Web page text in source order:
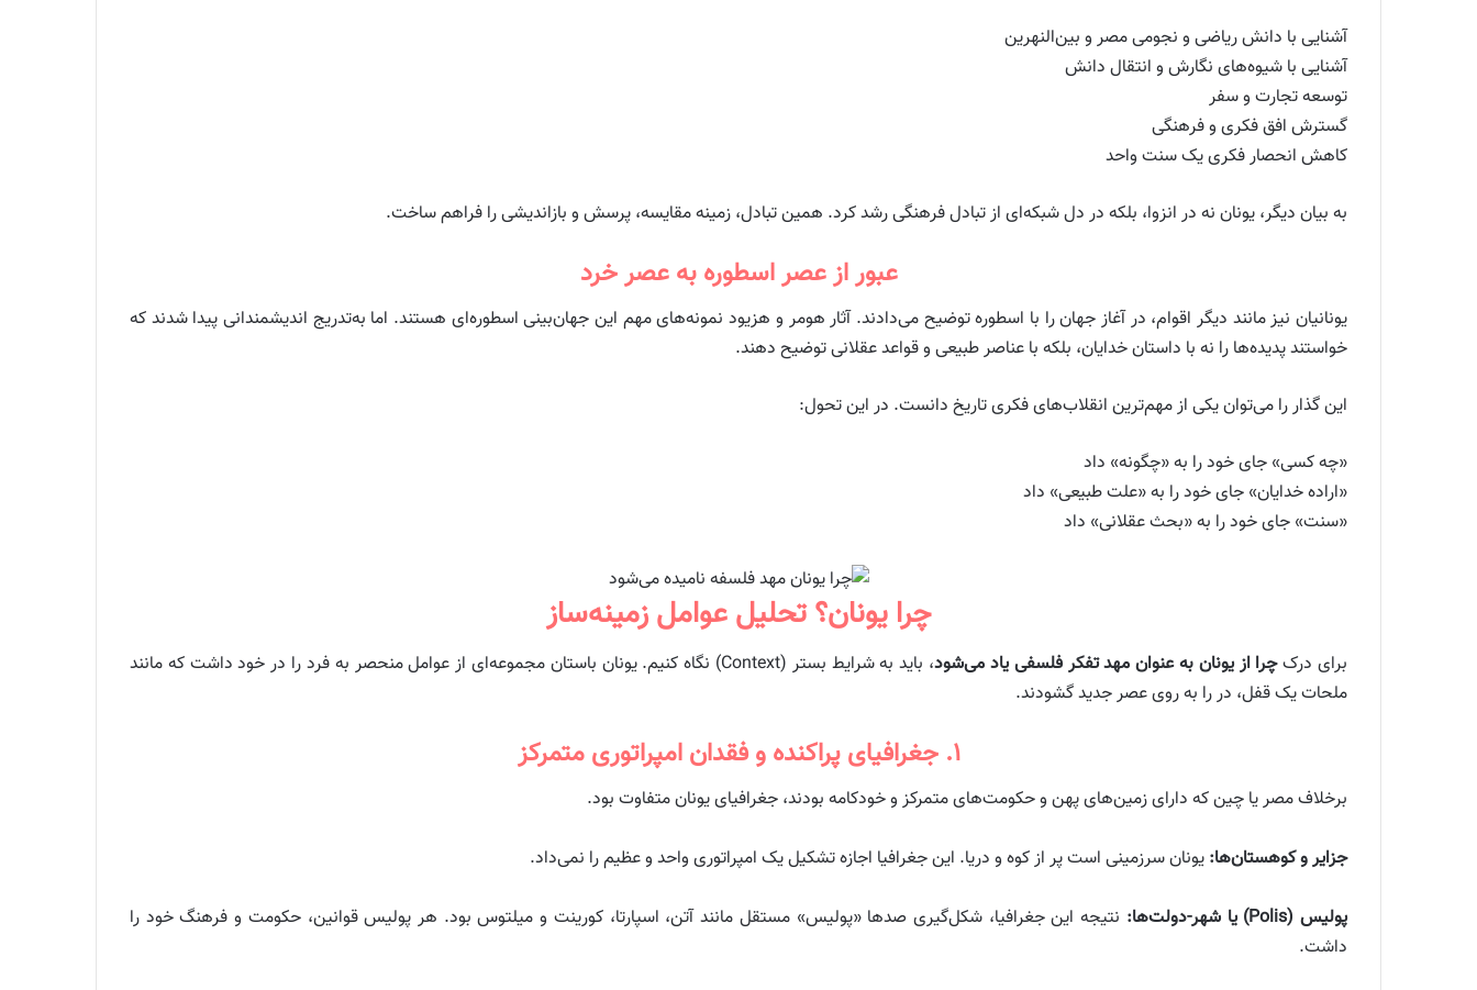
آشنایی با دانش ریاضی و نجومی مصر و بین‌النهرین
آشنایی با شیوه‌های نگارش و انتقال دانش
توسعه تجارت و سفر
گسترش افق فکری و فرهنگی
کاهش انحصار فکری یک سنت واحد
به بیان دیگر، یونان نه در انزوا، بلکه در دل شبکه‌ای از تبادل فرهنگی رشد کرد. همین تبادل، زمینه مقایسه، پرسش و بازاندیشی را فراهم ساخت.
عبور از عصر اسطوره به عصر خرد
یونانیان نیز مانند دیگر اقوام، در آغاز جهان را با اسطوره توضیح می‌دادند. آثار هومر و هزیود نمونه‌های مهم این جهان‌بینی اسطوره‌ای هستند. اما به‌تدریج اندیشمندانی پیدا شدند که
خواستند پدیده‌ها را نه با داستان خدایان، بلکه با عناصر طبیعی و قواعد عقلانی توضیح دهند.
این گذار را می‌توان یکی از مهم‌ترین انقلاب‌های فکری تاریخ دانست. در این تحول:
«چه کسی» جای خود را به «چگونه» داد
«اراده خدایان» جای خود را به «علت طبیعی» داد
«سنت» جای خود را به «بحث عقلانی» داد
چرا یونان؟ تحلیل عوامل زمینه‌ساز
برای درکچرا از یونان به عنوان مهد تفکر فلسفی یاد می‌شود
، باید به شرایط بستر (Context) نگاه کنیم. یونان باستان مجموعه‌ای از عوامل منحصر به فرد را در خود داشت که مانند
ملحات یک قفل، در را به روی عصر جدید گشودند.
۱. جغرافیای پراکنده و فقدان امپراتوری متمرکز
برخلاف مصر یا چین که دارای زمین‌های پهن و حکومت‌های متمرکز و خودکامه بودند، جغرافیای یونان متفاوت بود.
جزایر و کوهستان‌ها: یونان سرزمینی است پر از کوه و دریا. این جغرافیا اجازه تشکیل یک امپراتوری واحد و عظیم را نمی‌داد.
پولیس (Polis) یا شهر-دولت‌ها:
نتیجه این جغرافیا، شکل‌گیری صدها «پولیس» مستقل مانند آتن، اسپارتا، کورینت و میلتوس بود. هر پولیس قوانین، حکومت و فرهنگ خود را
داشت.